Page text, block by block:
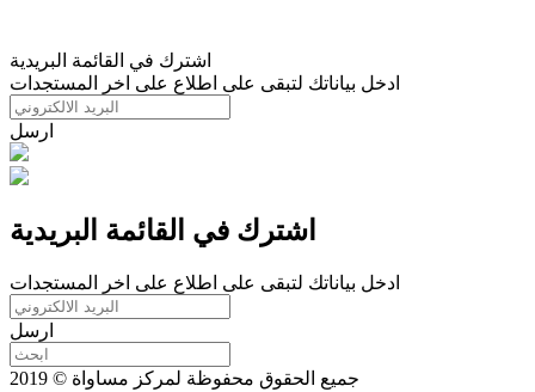
اشترك في القائمة البريدية
ادخل بياناتك لتبقى على اطلاع على اخر المستجدات
ارسل
اشترك في القائمة البريدية
ادخل بياناتك لتبقى على اطلاع على اخر المستجدات
ارسل
جميع الحقوق محفوظة لمركز مساواة © 2019